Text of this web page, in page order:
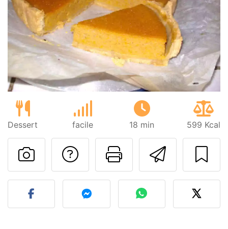
Dessert facile 18 min 599 Kcal
Imprimer
Poser une
Publier votre photo de